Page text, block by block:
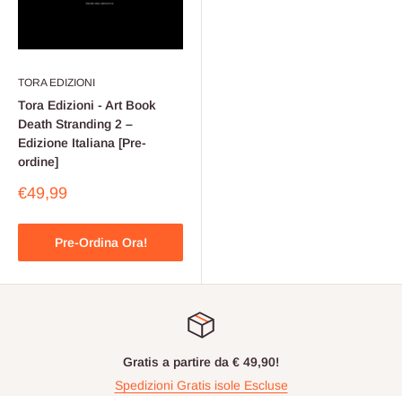
TORA EDIZIONI
Tora Edizioni - Art Book
Death Stranding 2 –
Edizione Italiana [Pre-
ordine]
Prezzo
€49,99
Pre-Ordina Ora!
Gratis a partire da € 49,90!
Spedizioni Gratis isole Escluse